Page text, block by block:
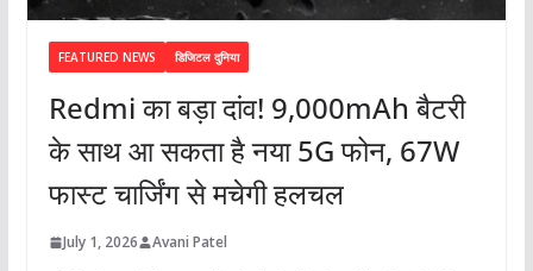
FEATURED NEWS डिजिटल दुनिया
Redmi का बड़ा दांव! 9,000mAh बैटरी
के साथ आ सकता है नया 5G फोन, 67W
फास्ट चार्जिंग से मचेगी हलचल
July 1, 2026 Avani Patel